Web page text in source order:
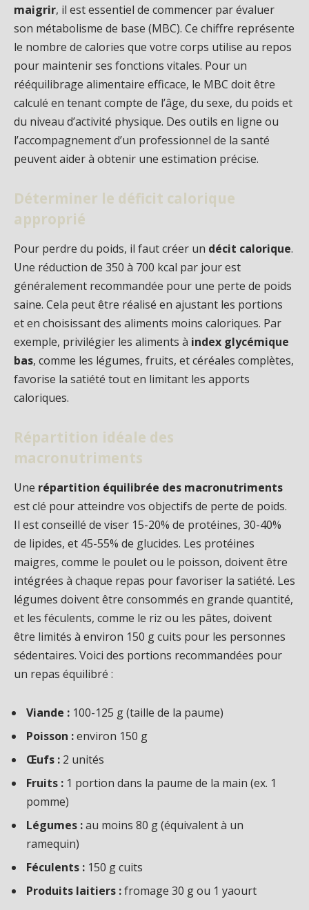
maigrir, il est essentiel de commencer par évaluer
son métabolisme de base (MBC). Ce chiffre représente
le nombre de calories que votre corps utilise au repos
pour maintenir ses fonctions vitales. Pour un
rééquilibrage alimentaire efficace, le MBC doit être
calculé en tenant compte de l’âge, du sexe, du poids et
du niveau d’activité physique. Des outils en ligne ou
l’accompagnement d’un professionnel de la santé
peuvent aider à obtenir une estimation précise.
Déterminer le déficit calorique
approprié
Pour perdre du poids, il faut créer un décit calorique.
Une réduction de 350 à 700 kcal par jour est
généralement recommandée pour une perte de poids
saine. Cela peut être réalisé en ajustant les portions
et en choisissant des aliments moins caloriques. Par
exemple, privilégier les aliments à index glycémique
bas, comme les légumes, fruits, et céréales complètes,
favorise la satiété tout en limitant les apports
caloriques.
Répartition idéale des
macronutriments
Une répartition équilibrée des macronutriments
est clé pour atteindre vos objectifs de perte de poids.
Il est conseillé de viser 15-20% de protéines, 30-40%
de lipides, et 45-55% de glucides. Les protéines
maigres, comme le poulet ou le poisson, doivent être
intégrées à chaque repas pour favoriser la satiété. Les
légumes doivent être consommés en grande quantité,
et les féculents, comme le riz ou les pâtes, doivent
être limités à environ 150 g cuits pour les personnes
sédentaires. Voici des portions recommandées pour
un repas équilibré :
Viande : 100-125 g (taille de la paume)
Poisson :environ 150 g
Œufs : 2 unités
Fruits : 1 portion dans la paume de la main (ex. 1
pomme)
Légumes :au moins 80 g (équivalent à un
ramequin)
Féculents : 150 g cuits
Produits laitiers :fromage 30 g ou 1 yaourt